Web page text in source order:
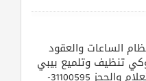
الساعات والعقود
تنظيف وتلميع بيبي
سيتر مساعده بالمطبخ للاستعلام والحجز 31100595-